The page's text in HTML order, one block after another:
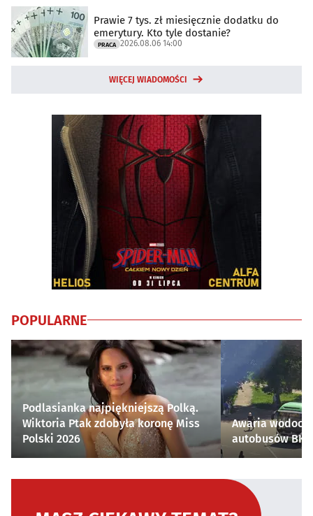
Prawie 7 tys. zł miesięcznie dodatku do
emerytury. Kto tyle dostanie?
PRACA 2026.08.06 14:00
WIĘCEJ WIADOMOŚCI
POPULARNE
Podlasianka najpiękniejszą Polką.
Wiktoria Ptak zdobyła koronę Miss
Polski 2026
Awaria
autobusów